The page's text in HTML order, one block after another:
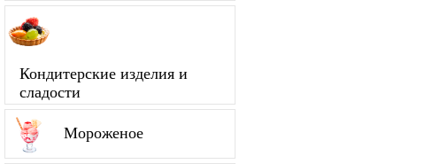
Кондитерские изделия и
сладости
Мороженое